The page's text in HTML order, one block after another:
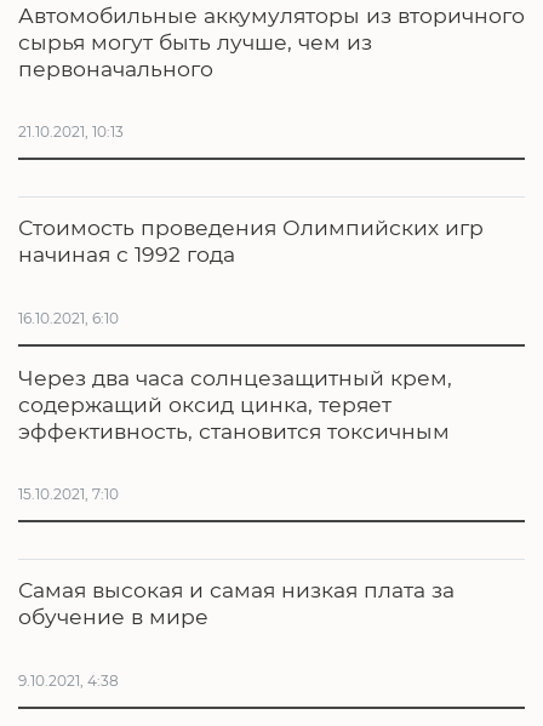
Автомобильные аккумуляторы из вторичного
сырья могут быть лучше, чем из
первоначального
21.10.2021, 10:13
Стоимость проведения Олимпийских игр
начиная с 1992 года
16.10.2021, 6:10
Через два часа солнцезащитный крем,
содержащий оксид цинка, теряет
эффективность, становится токсичным
15.10.2021, 7:10
Самая высокая и самая низкая плата за
обучение в мире
9.10.2021, 4:38